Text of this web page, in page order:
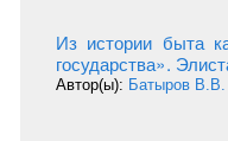
Из истории быта
государства».
Автор(ы): Батыров В.В.